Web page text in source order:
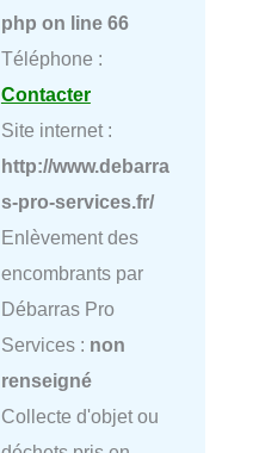
php on line 66
Téléphone :
Contacter
Site internet :
http://www.debarra
s-pro-services.fr/
Enlèvement des
encombrants par
Débarras Pro
Services : non
renseigné
Collecte d'objet ou